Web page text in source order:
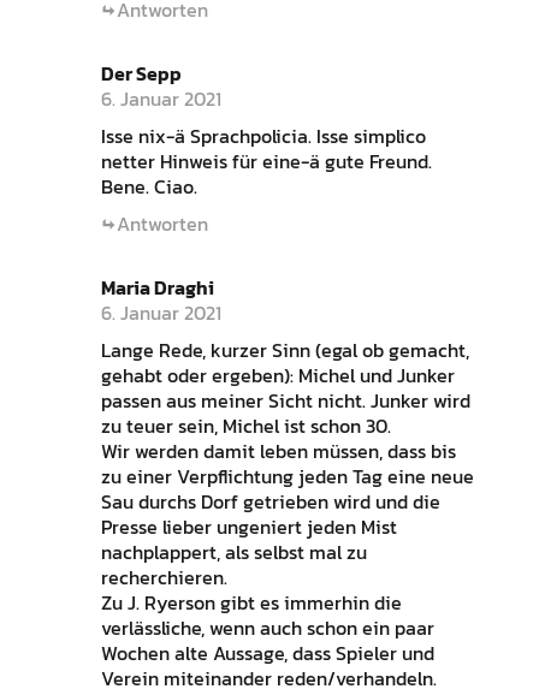
Antworten
Der Sepp
6. Januar 2021
Isse nix-ä Sprachpolicia. Isse simplico
netter Hinweis für eine-ä gute Freund.
Bene. Ciao.
Antworten
Maria Draghi
6. Januar 2021
Lange Rede, kurzer Sinn (egal ob gemacht,
gehabt oder ergeben): Michel und Junker
passen aus meiner Sicht nicht. Junker wird
zu teuer sein, Michel ist schon 30.
Wir werden damit leben müssen, dass bis
zu einer Verpflichtung jeden Tag eine neue
Sau durchs Dorf getrieben wird und die
Presse lieber ungeniert jeden Mist
nachplappert, als selbst mal zu
recherchieren.
Zu J. Ryerson gibt es immerhin die
verlässliche, wenn auch schon ein paar
Wochen alte Aussage, dass Spieler und
Verein miteinander reden/verhandeln.